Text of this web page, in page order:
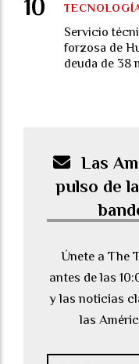
Servicio
forzosa de
deuda de 38
Las
pulso de
Únete a The
antes de las
y las noticias
las